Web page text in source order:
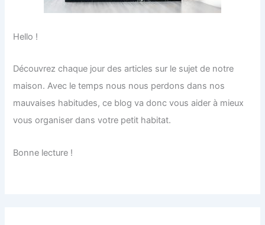
Hello !
Découvrez chaque jour des articles sur le sujet de notre
maison. Avec le temps nous nous perdons dans nos
mauvaises habitudes, ce blog va donc vous aider à mieux
vous organiser dans votre petit habitat.
Bonne lecture !